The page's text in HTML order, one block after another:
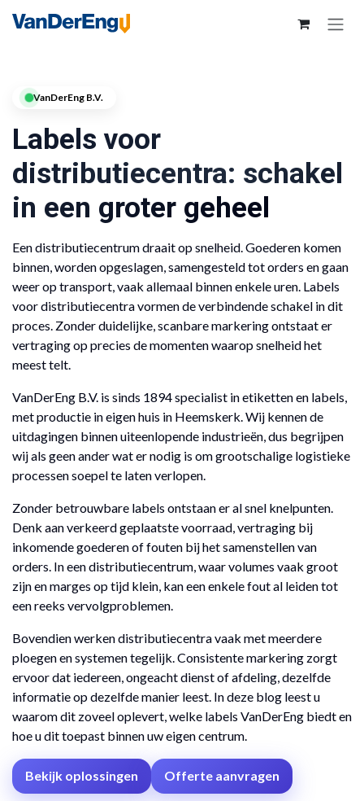
VanDerEng B.V.
Labels voor
distributiecentra: schakel
in een groter geheel
Een distributiecentrum draait op snelheid. Goederen komen
binnen, worden opgeslagen, samengesteld tot orders en gaan
weer op transport, vaak allemaal binnen enkele uren. Labels
voor distributiecentra vormen de verbindende schakel in dit
proces. Zonder duidelijke, scanbare markering ontstaat er
vertraging op precies de momenten waarop snelheid het
meest telt.
VanDerEng B.V. is sinds 1894 specialist in etiketten en labels,
met productie in eigen huis in Heemskerk. Wij kennen de
uitdagingen binnen uiteenlopende industrieën, dus begrijpen
wij als geen ander wat er nodig is om grootschalige logistieke
processen soepel te laten verlopen.
Zonder betrouwbare labels ontstaan er al snel knelpunten.
Denk aan verkeerd geplaatste voorraad, vertraging bij
inkomende goederen of fouten bij het samenstellen van
orders. In een distributiecentrum, waar volumes vaak groot
zijn en marges op tijd klein, kan een enkele fout al leiden tot
een reeks vervolgproblemen.
Bovendien werken distributiecentra vaak met meerdere
ploegen en systemen tegelijk. Consistente markering zorgt
ervoor dat iedereen, ongeacht dienst of afdeling, dezelfde
informatie op dezelfde manier leest. In deze blog leest u
waarom dit zoveel oplevert, welke labels VanDerEng biedt en
hoe u dit toepast binnen uw eigen centrum.
Bekijk oplossingen Offerte aanvragen